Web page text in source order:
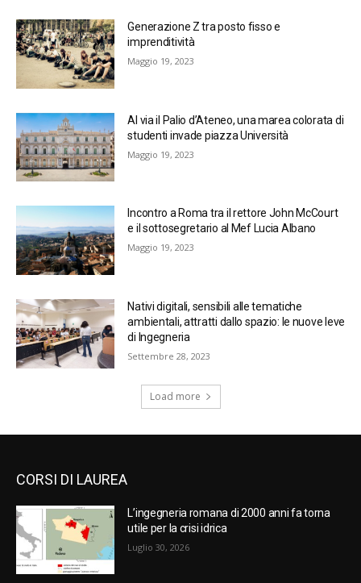
Generazione Z tra posto fisso e
imprenditività
Maggio 19, 2023
Al via il Palio d’Ateneo, una marea colorata di
studenti invade piazza Università
Maggio 19, 2023
Incontro a Roma tra il rettore John McCourt
e il sottosegretario al Mef Lucia Albano
Maggio 19, 2023
Nativi digitali, sensibili alle tematiche
ambientali, attratti dallo spazio: le nuove leve
di Ingegneria
Settembre 28, 2023
Load more
CORSI DI LAUREA
L’ingegneria romana di 2000 anni fa torna
utile per la crisi idrica
Luglio 30, 2026